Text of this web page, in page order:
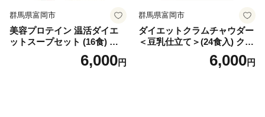
群馬県富岡市
美容プロテイン 温活ダイエ
ットスープセット (16食) 小
分け スープ 食べ比べ セット
詰合せ クラムチャウダー チ
6,000円
群馬県富岡市
ダイエットクラムチャウダー
＜豆乳仕立て＞(24食入) クラ
ムチャウダー 豆乳 ダイエッ
ト スープ プロテイン たんぱ
6,000円